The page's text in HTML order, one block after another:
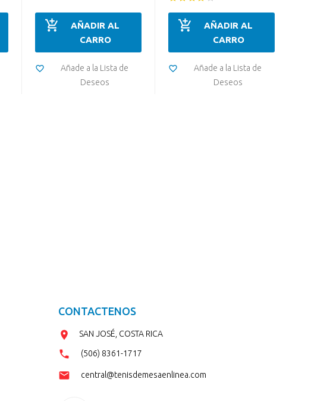
AÑADIR AL
CARRO
Añade a la Lista de
Deseos
AÑADIR AL
CARRO
Añade a la Lista de
Deseos
CONTACTENOS
SAN JOSÉ, COSTA RICA
(506) 8361-1717
central@tenisdemesaenlinea.com